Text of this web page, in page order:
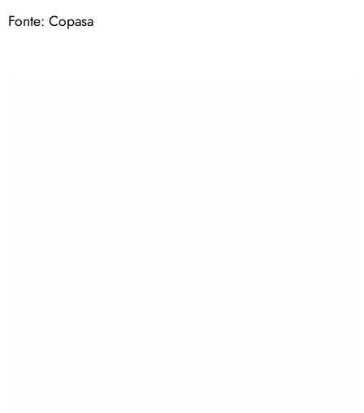
Fonte: Copasa